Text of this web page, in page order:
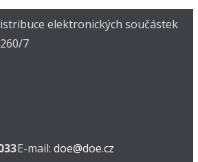
elektronických součástek
7
E-mail: doe@doe.cz